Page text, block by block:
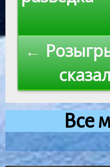
записям
←
Все